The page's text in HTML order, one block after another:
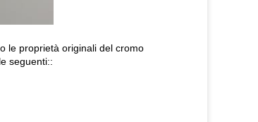
le proprietà originali del cromo
seguenti::